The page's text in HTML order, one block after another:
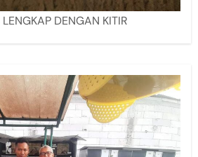
DENGAN KITIR